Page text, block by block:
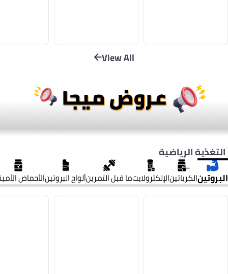
View All
التغذية الرياضية
البروتينالكرياتينالإلكترولايتما قبل التمرينألواح البروتينالأحماض